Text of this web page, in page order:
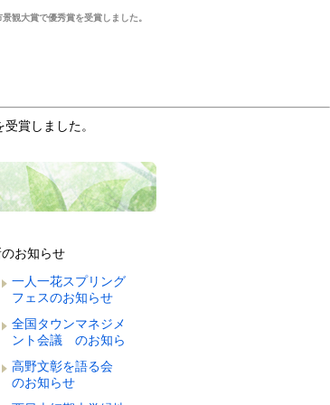
観大賞で優秀賞を受賞しました。
賞しました。
一人一花スプリング
フェスのお知らせ
全国タウンマネジメ
ント会議 のお知ら
高野文彰を語る会
のお知らせ